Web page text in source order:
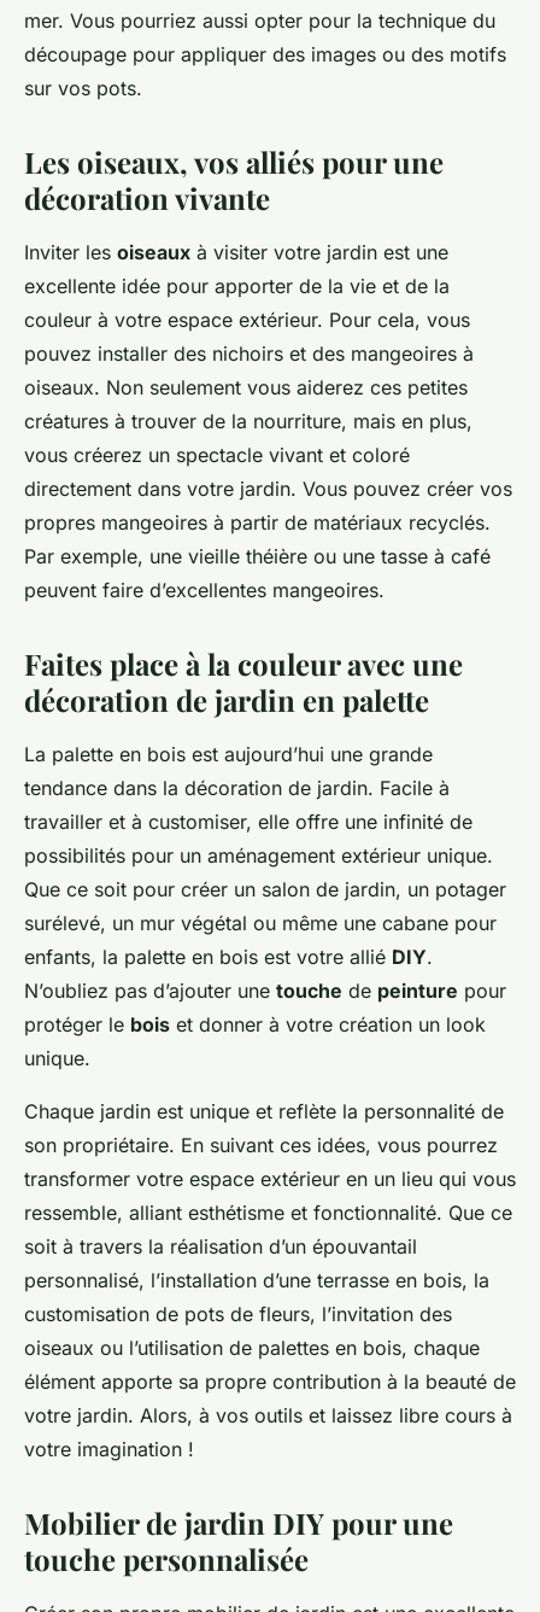
mer. Vous pourriez aussi opter pour la technique du
découpage pour appliquer des images ou des motifs
sur vos pots.
Les oiseaux, vos alliés pour une
décoration vivante
Inviter les oiseaux à visiter votre jardin est une
excellente idée pour apporter de la vie et de la
couleur à votre espace extérieur. Pour cela, vous
pouvez installer des nichoirs et des mangeoires à
oiseaux. Non seulement vous aiderez ces petites
créatures à trouver de la nourriture, mais en plus,
vous créerez un spectacle vivant et coloré
directement dans votre jardin. Vous pouvez créer vos
propres mangeoires à partir de matériaux recyclés.
Par exemple, une vieille théière ou une tasse à café
peuvent faire d’excellentes mangeoires.
Faites place à la couleur avec une
décoration de jardin en palette
La palette en bois est aujourd’hui une grande
tendance dans la décoration de jardin. Facile à
travailler et à customiser, elle offre une infinité de
possibilités pour un aménagement extérieur unique.
Que ce soit pour créer un salon de jardin, un potager
surélevé, un mur végétal ou même une cabane pour
enfants, la palette en bois est votre allié DIY.
N’oubliez pas d’ajouter une touche de peinture pour
protéger le bois et donner à votre création un look
unique.
Chaque jardin est unique et reflète la personnalité de
son propriétaire. En suivant ces idées, vous pourrez
transformer votre espace extérieur en un lieu qui vous
ressemble, alliant esthétisme et fonctionnalité. Que ce
soit à travers la réalisation d’un épouvantail
personnalisé, l’installation d’une terrasse en bois, la
customisation de pots de fleurs, l’invitation des
oiseaux ou l’utilisation de palettes en bois, chaque
élément apporte sa propre contribution à la beauté de
votre jardin. Alors, à vos outils et laissez libre cours à
votre imagination !
Mobilier de jardin DIY pour une
touche personnalisée